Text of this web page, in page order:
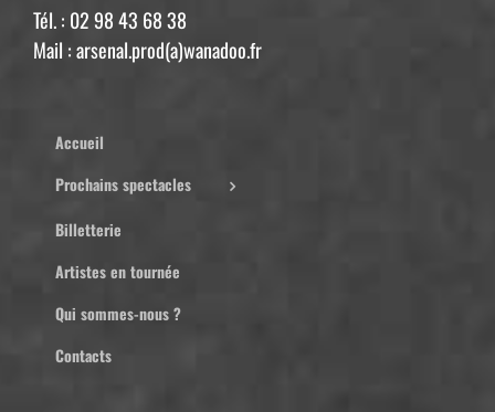
Tél. : 02 98 43 68 38
Mail : arsenal.prod(a)wanadoo.fr
Accueil
Prochains spectacles
Billetterie
Artistes en tournée
Qui sommes-nous ?
Contacts